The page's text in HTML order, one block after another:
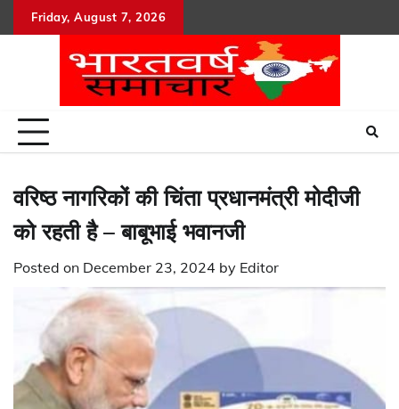
to
Friday, August 7, 2026
वरिष्ठ नागरिकों की चिंता प्रधानमंत्री मोदीजी
को रहती है – बाबूभाई भवानजी
Posted on December 23, 2024 by Editor